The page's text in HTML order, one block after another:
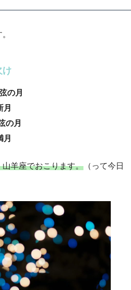
け
の月
月
の月
月
羊座でおこります。 （って今日